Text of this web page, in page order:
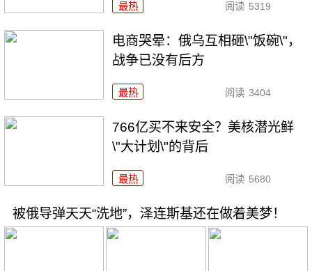
最热 阅读 5319
电商哭晕：俄乌互相砸\"饭碗\"，
战争已没有后方
最热 阅读 3404
766亿买不来安全？美核潜光鲜
\"大计划\"的背后
最热 阅读 5680
被俄导弹天天“洗地”，泽连斯基还在做着美梦！